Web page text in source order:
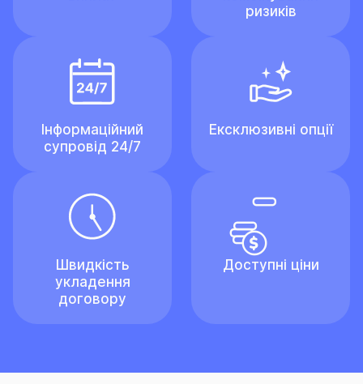
ризиків
Інформаційний
супровід 24/7
Ексклюзивні опції
Швидкість
укладення
договору
Доступні ціни